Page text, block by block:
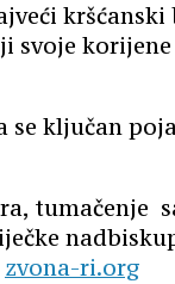
se ključan
tumačenje
zvona-ri.org